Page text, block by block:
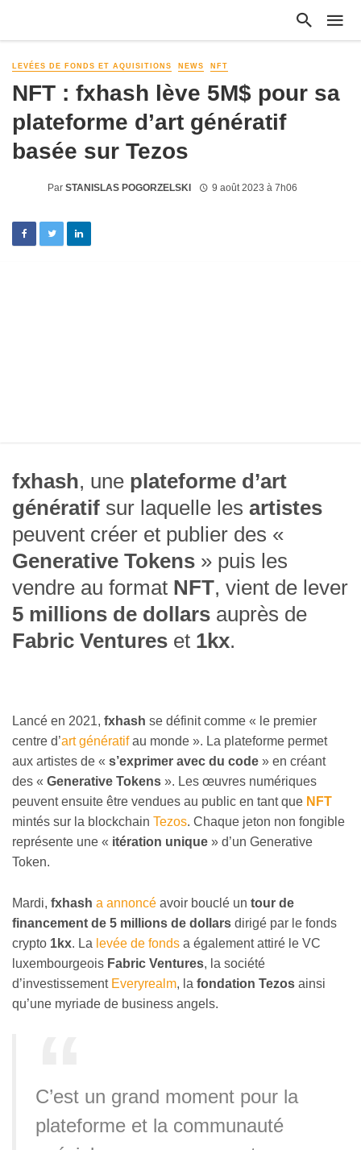
LEVÉES DE FONDS ET AQUISITIONS NEWS NFT
NFT : fxhash lève 5M$ pour sa
plateforme d’art génératif
basée sur Tezos
Par STANISLAS POGORZELSKI 9 août 2023 à 7h06
fxhash, une plateforme d’art
génératif sur laquelle les artistes
peuvent créer et publier des «
Generative Tokens » puis les
vendre au format NFT, vient de lever
5 millions de dollars auprès de
Fabric Ventures et 1kx.
Lancé en 2021, fxhash se définit comme « le premier
centre d’art génératifau monde ». La plateforme permet
aux artistes de « s’exprimer avec du code » en créant
des « Generative Tokens ». Les œuvres numériques
peuvent ensuite être vendues au public en tant que NFT
mintés sur la blockchain Tezos. Chaque jeton non fongible
représente une « itération unique » d’un Generative
Token.
Mardi, fxhash a annoncé avoir bouclé un tour de
financement de 5 millions de dollars dirigé par le fonds
crypto 1kx. La levée de fonds a également attiré le VC
luxembourgeois Fabric Ventures, la société
d’investissement Everyrealm, la fondation Tezos ainsi
qu’une myriade de business angels.
C’est un grand moment pour la
plateforme et la communauté